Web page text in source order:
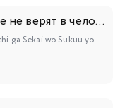
Авантюристы, которые не верят в человечество, спасут мир
Ningen Fushin no Boukensha-tachi ga Sekai wo Sukuu you desu